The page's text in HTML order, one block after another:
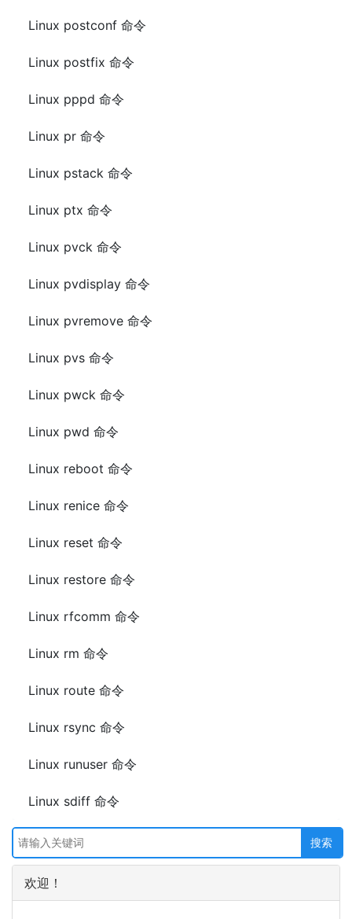
Linux postconf 命令
Linux postfix 命令
Linux pppd 命令
Linux pr 命令
Linux pstack 命令
Linux ptx 命令
Linux pvck 命令
Linux pvdisplay 命令
Linux pvremove 命令
Linux pvs 命令
Linux pwck 命令
Linux pwd 命令
Linux reboot 命令
Linux renice 命令
Linux reset 命令
Linux restore 命令
Linux rfcomm 命令
Linux rm 命令
Linux route 命令
Linux rsync 命令
Linux runuser 命令
Linux sdiff 命令
欢迎！